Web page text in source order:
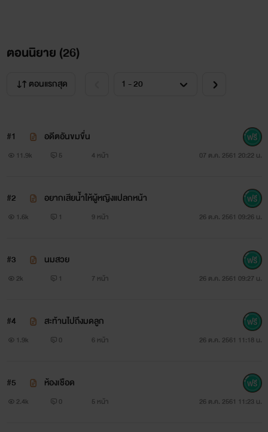
ชายหนุ่มขยับมานั่งบนเบาะคอนโซลกลางที่คั่นกลางระหว่าง
วีนัสทำตาโตเมื่อตกอยู่ในความเสี่ยงและสุ้มเสียงของเธอไม่
“อยากให้เชื่อใจเพราะจะได้เอาเปรียบฉันล่ะสิ”
“เปลี่ยนเป็นคุณเอาเปรียบผมแทนก็ได้ถ้ามันทำให้คุณรู้สึกดี
“คุณนี่มันหน้าด้านหน้าทนจริงๆ ” วีนัสพยายามลุกนั่งและ
ไม่ขยับเขยื้อนแม้แต่น้อย
ตอนนิยาย (26)
ตอนแรกสุด
#1 อดีตอันขมขื่น
11.9k 5 4 หน้า 07 ต.ค. 2561 20:22 น.
#2 อยากเสียน้ำให้ผู้หญิงแปลกหน้า
1.6k 1 9 หน้า 26 ต.ค. 2561 09:26 น.
#3 นมสวย
2k 1 7 หน้า 26 ต.ค. 2561 09:27 น.
#4 สะท้านไปถึงมดลูก
1.9k 0 6 หน้า 26 ต.ค. 2561 11:18 น.
#5 ห้องเชือด
2.4k 0 5 หน้า 26 ต.ค. 2561 11:23 น.